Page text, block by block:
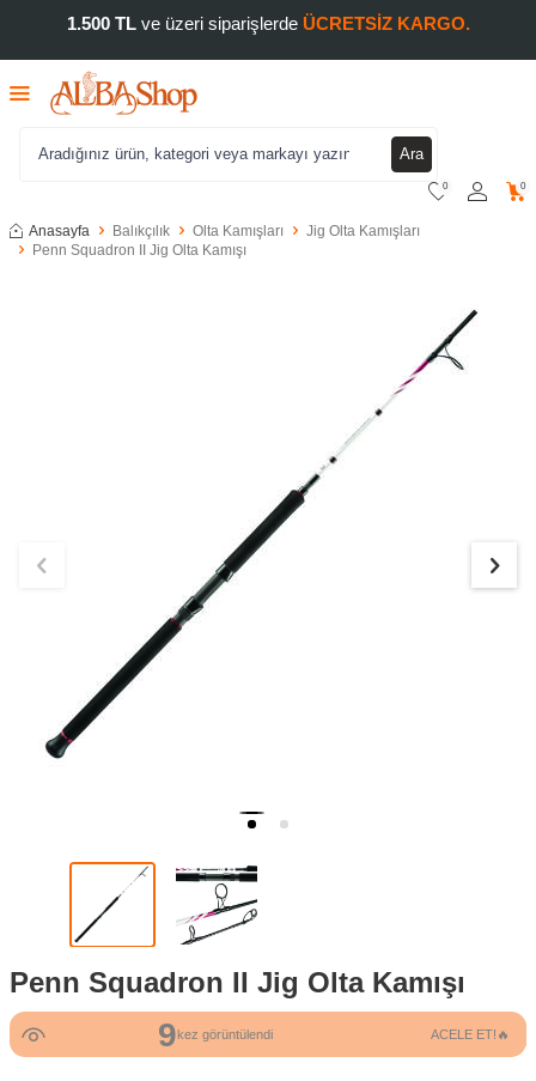
1.500 TLve üzeri siparişlerde ÜCRETSİZ KARGO.
Ara
0 0
Anasayfa Balıkçılık Olta Kamışları
Jig Olta Kamışları
Penn Squadron II Jig Olta Kamışı
Penn Squadron II Jig Olta Kamışı
9kez görüntülendi ACELE ET!🔥